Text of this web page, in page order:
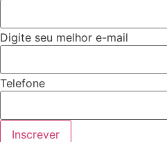
Digite seu melhor e-mail
Telefone
Inscrever